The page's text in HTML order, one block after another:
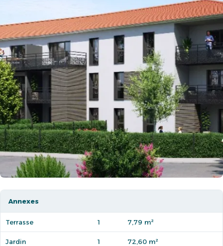
Annexes
Terrasse 1 7,79 m²
Jardin 1 72,60 m²